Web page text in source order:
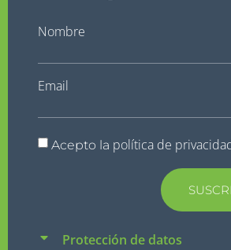
Nombre
Email
Acepto la política de
Protección de datos